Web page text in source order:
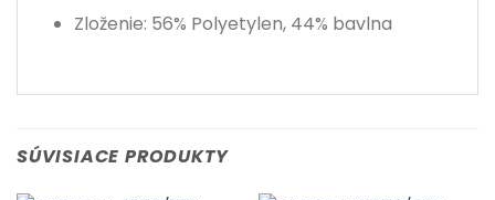
Zloženie: 56% Polyetylen, 44% bavlna
SÚVISIACE PRODUKTY